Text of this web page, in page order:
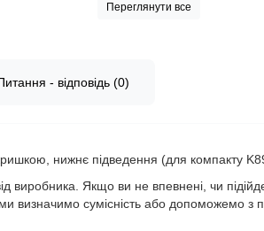
Переглянути все
- відповідь (0)
нижнє підведення (для компакту
виробника. Якщо ви не впевнені, чи
сумісність або допоможемо з